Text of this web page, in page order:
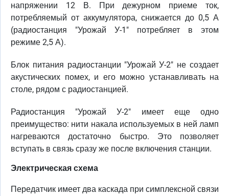
напряжении 12 В. При дежурном приеме ток,
потребляемый от аккумулятора, снижается до 0,5 А
(радиостанция "Урожай У-1" потребляет в этом
режиме 2,5 А).
Блок питания радиостанции "Урожай У-2" не создает
акустических помех, и его можно устанавливать на
столе, рядом с радиостанцией.
Радиостанция "Урожай У-2" имеет еще одно
преимущество: нити накала используемых в ней ламп
нагреваются достаточно быстро. Это позволяет
вступать в связь сразу же после включения станции.
Электрическая схема
Передатчик имеет два каскада при симплексной связи